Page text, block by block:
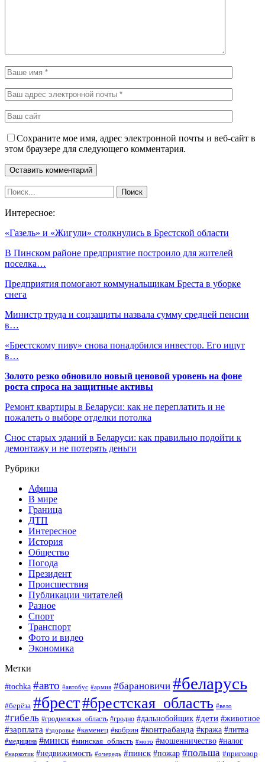
Сохраните мое имя, адрес электронной почты и веб-сайт в
этом браузере для следующего комментария.
Интересное:
«Газель» и «Жигули» столкнулись в Брестской области
В Пинском районе предприятие построило для жителей
поселка…
Предприятия помогают коммунальщикам Бреста в уборке
снега
Министр труда и соцзащиты назвала сумму средней пенсии
в…
«Брестскому пиву» снова понадобился инвестор. Его ищут
в…
Золото резко обновило новый ценовой уровень на фоне
роста спроса на защитные активы
Ремонт квартиры в Беларуси: как не переплатить и не
пожалеть о выборе отделки потолка
Снос старых зданий в Беларуси: как правильно подойти к
демонтажу и не потерять деньги
Рубрики
Афиша
В мире
Граница
ДТП
Интересное
История
Общество
Погода
Президент
Происшествия
Публикации читателей
Разное
Спорт
Транспорт
Фото и видео
Экономика
Метки
#tochka #авто #автобус #армия #барановичи #беларусь
#берёза #брест#брестская_область #вело
#гибель #гродненская_область #гродно #дальнобойщик #дети #животное
#зарплата #здоровье #каменец #кобрин #контрабанда #кража #литва
#медицина #минск #минская_область #мото #мошенничество #налог
#наркотик #недвижимость #очередь #пинск #пожар #польша #приговор